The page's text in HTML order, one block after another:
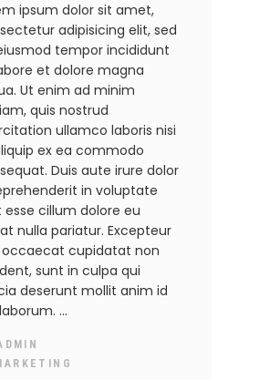
ipsum dolor sit amet,
adipisicing elit, sed
tempor incididunt
et dolore magna
Ut enim ad minim
quis nostrud
ullamco laboris nisi
ex ea commodo
Duis aute irure dolor
in voluptate
esse cillum dolore eu
nulla pariatur. Excepteur
cupidatat non
sunt in culpa qui
deserunt mollit anim id